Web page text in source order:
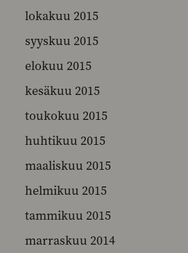
lokakuu 2015
syyskuu 2015
elokuu 2015
kesäkuu 2015
toukokuu 2015
huhtikuu 2015
maaliskuu 2015
helmikuu 2015
tammikuu 2015
marraskuu 2014